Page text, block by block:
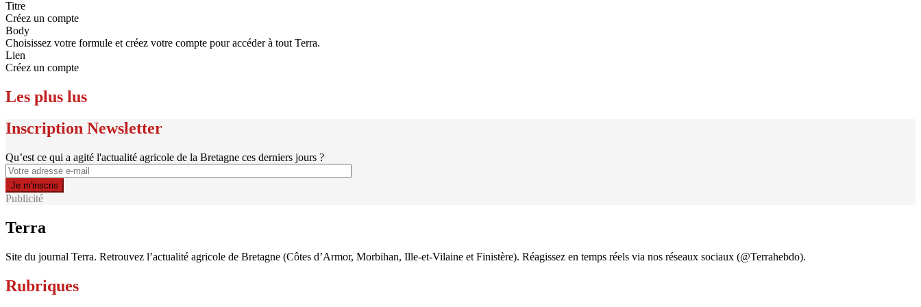
Titre
Créez un compte
Body
Choisissez votre formule et créez votre compte pour accéder à tout Terra.
Lien
Créez un compte
Les plus lus
Inscription Newsletter
Qu’est ce qui a agité l'actualité agricole de la Bretagne ces derniers jours ?
Publicité
Terra
Site du journal Terra. Retrouvez l’actualité agricole de Bretagne (Côtes d’Armor, Morbihan, Ille-et-Vilaine et Finistère). Réagissez en temps réels via nos réseaux sociaux (@Terrahebdo).
Rubriques